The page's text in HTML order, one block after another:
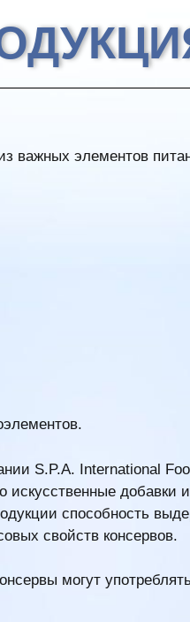
важных элементов
S.P.A. International
искусственные добавки
способность
свойств консервов.
могут